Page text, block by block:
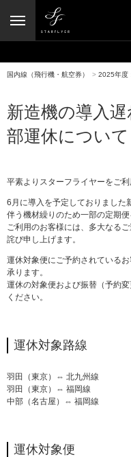
国内線（飛行機・航空券） > 2025年度
新造機の導入
部運休について
平素よりスターフライヤーをご
6月に導入を予定しておりました
伴う機材繰りのため一部の定期便
ご利用のお客様には、多大なる
詫び申し上げます。
運休対象便にご予約されている
承ります。
運休の対象便および振替（予約
ください。
運休対象路線
羽田（東京）⇔ 北九州線
羽田（東京）⇔ 福岡線
中部（名古屋）⇔ 福岡線
運休対象便